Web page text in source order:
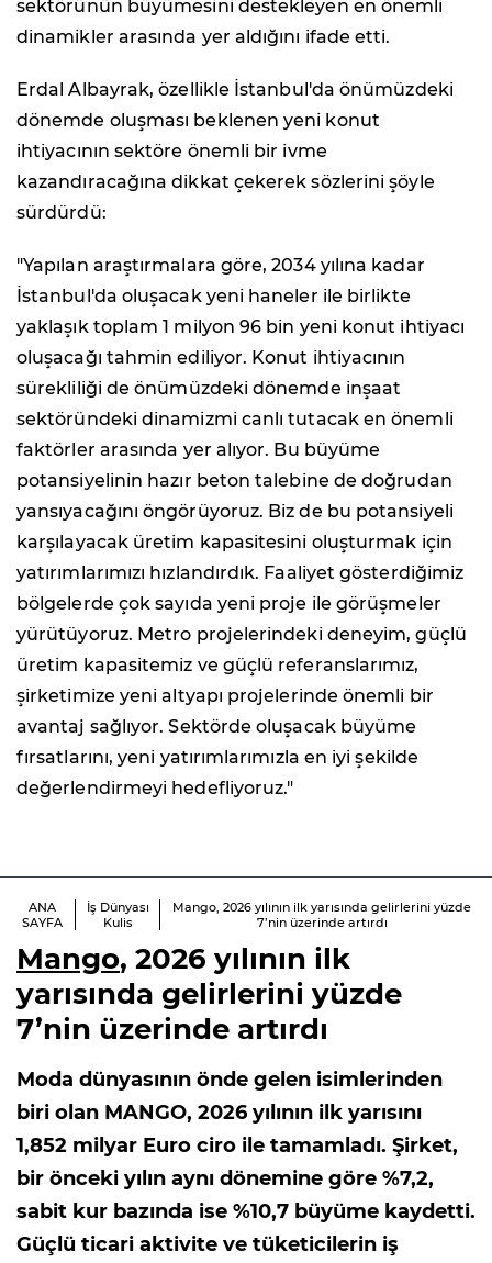
sektörünün büyümesini destekleyen en önemli
dinamikler arasında yer aldığını ifade etti.
Erdal Albayrak, özellikle İstanbul'da önümüzdeki
dönemde oluşması beklenen yeni konut
ihtiyacının sektöre önemli bir ivme
kazandıracağına dikkat çekerek sözlerini şöyle
sürdürdü:
"Yapılan araştırmalara göre, 2034 yılına kadar
İstanbul'da oluşacak yeni haneler ile birlikte
yaklaşık toplam 1 milyon 96 bin yeni konut ihtiyacı
oluşacağı tahmin ediliyor. Konut ihtiyacının
sürekliliği de önümüzdeki dönemde inşaat
sektöründeki dinamizmi canlı tutacak en önemli
faktörler arasında yer alıyor. Bu büyüme
potansiyelinin hazır beton talebine de doğrudan
yansıyacağını öngörüyoruz. Biz de bu potansiyeli
karşılayacak üretim kapasitesini oluşturmak için
yatırımlarımızı hızlandırdık. Faaliyet gösterdiğimiz
bölgelerde çok sayıda yeni proje ile görüşmeler
yürütüyoruz. Metro projelerindeki deneyim, güçlü
üretim kapasitemiz ve güçlü referanslarımız,
şirketimize yeni altyapı projelerinde önemli bir
avantaj sağlıyor. Sektörde oluşacak büyüme
fırsatlarını, yeni yatırımlarımızla en iyi şekilde
değerlendirmeyi hedefliyoruz."
ANA
SAYFA
İş Dünyası
Kulis
Mango, 2026 yılının ilk yarısında gelirlerini yüzde
7’nin üzerinde artırdı
Mango, 2026 yılının ilk
yarısında gelirlerini yüzde
7’nin üzerinde artırdı
Moda dünyasının önde gelen isimlerinden
biri olan MANGO, 2026 yılının ilk yarısını
1,852 milyar Euro ciro ile tamamladı. Şirket,
bir önceki yılın aynı dönemine göre %7,2,
sabit kur bazında ise %10,7 büyüme kaydetti.
Güçlü ticari aktivite ve tüketicilerin iş